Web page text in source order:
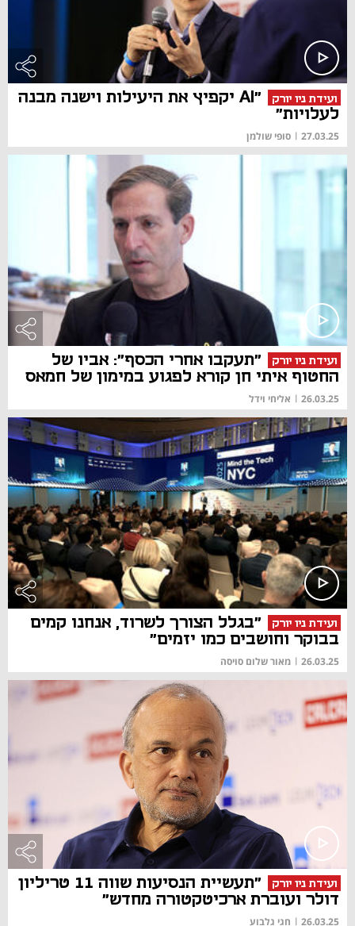
ועידת ניו יורק
"AI יקפיץ את היעילות וישנה מבנה
לעלויות"
27.03.25
| סופי שולמן
ועידת ניו יורק
"תעקבו אחרי הכסף": אביו של
החטוף איתי חן קורא לפגוע במימון של חמאס
26.03.25
| אליחי וידל
ועידת ניו יורק
"בגלל הצורך לשרוד, אנחנו קמים
בבוקר וחושבים כמו יזמים"
26.03.25
| מאור שלום סויסה
ועידת ניו יורק
"תעשיית הנסיעות שווה 11 טריליון
דולר ועוברת ארכיטקטורה מחדש"
26.03.25
| חגי גלבוע